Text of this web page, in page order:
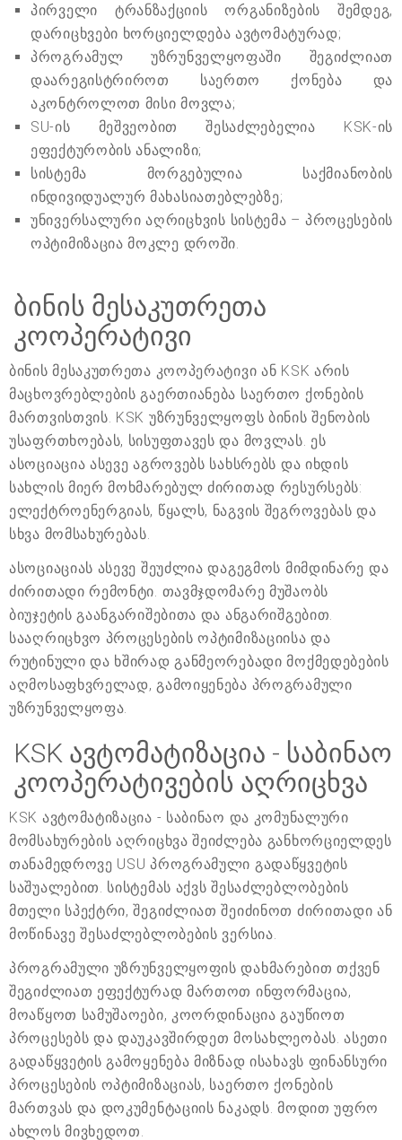
პირველი ტრანზაქციის ორგანიზების შემდეგ,
დარიცხვები ხორციელდება ავტომატურად;
პროგრამულ უზრუნველყოფაში შეგიძლიათ
დაარეგისტრიროთ საერთო ქონება და
აკონტროლოთ მისი მოვლა;
SU-ის მეშვეობით შესაძლებელია KSK-ის
ეფექტურობის ანალიზი;
სისტემა მორგებულია საქმიანობის
ინდივიდუალურ მახასიათებლებზე;
უნივერსალური აღრიცხვის სისტემა – პროცესების
ოპტიმიზაცია მოკლე დროში.
ბინის მესაკუთრეთა
კოოპერატივი
ბინის მესაკუთრეთა კოოპერატივი ან KSK არის
მაცხოვრებლების გაერთიანება საერთო ქონების
მართვისთვის. KSK უზრუნველყოფს ბინის შენობის
უსაფრთხოებას, სისუფთავეს და მოვლას. ეს
ასოციაცია ასევე აგროვებს სახსრებს და იხდის
სახლის მიერ მოხმარებულ ძირითად რესურსებს:
ელექტროენერგიას, წყალს, ნაგვის შეგროვებას და
სხვა მომსახურებას.
ასოციაციას ასევე შეუძლია დაგეგმოს მიმდინარე და
ძირითადი რემონტი. თავმჯდომარე მუშაობს
ბიუჯეტის გაანგარიშებითა და ანგარიშგებით.
სააღრიცხვო პროცესების ოპტიმიზაციისა და
რუტინული და ხშირად განმეორებადი მოქმედებების
აღმოსაფხვრელად, გამოიყენება პროგრამული
უზრუნველყოფა.
KSK ავტომატიზაცია - საბინაო
კოოპერატივების აღრიცხვა
KSK ავტომატიზაცია - საბინაო და კომუნალური
მომსახურების აღრიცხვა შეიძლება განხორციელდეს
თანამედროვე USU პროგრამული გადაწყვეტის
საშუალებით. სისტემას აქვს შესაძლებლობების
მთელი სპექტრი, შეგიძლიათ შეიძინოთ ძირითადი ან
მოწინავე შესაძლებლობების ვერსია.
პროგრამული უზრუნველყოფის დახმარებით თქვენ
შეგიძლიათ ეფექტურად მართოთ ინფორმაცია,
მოაწყოთ სამუშაოები, კოორდინაცია გაუწიოთ
პროცესებს და დაუკავშირდეთ მოსახლეობას. ასეთი
გადაწყვეტის გამოყენება მიზნად ისახავს ფინანსური
პროცესების ოპტიმიზაციას, საერთო ქონების
მართვას და დოკუმენტაციის ნაკადს. მოდით უფრო
ახლოს მივხედოთ.